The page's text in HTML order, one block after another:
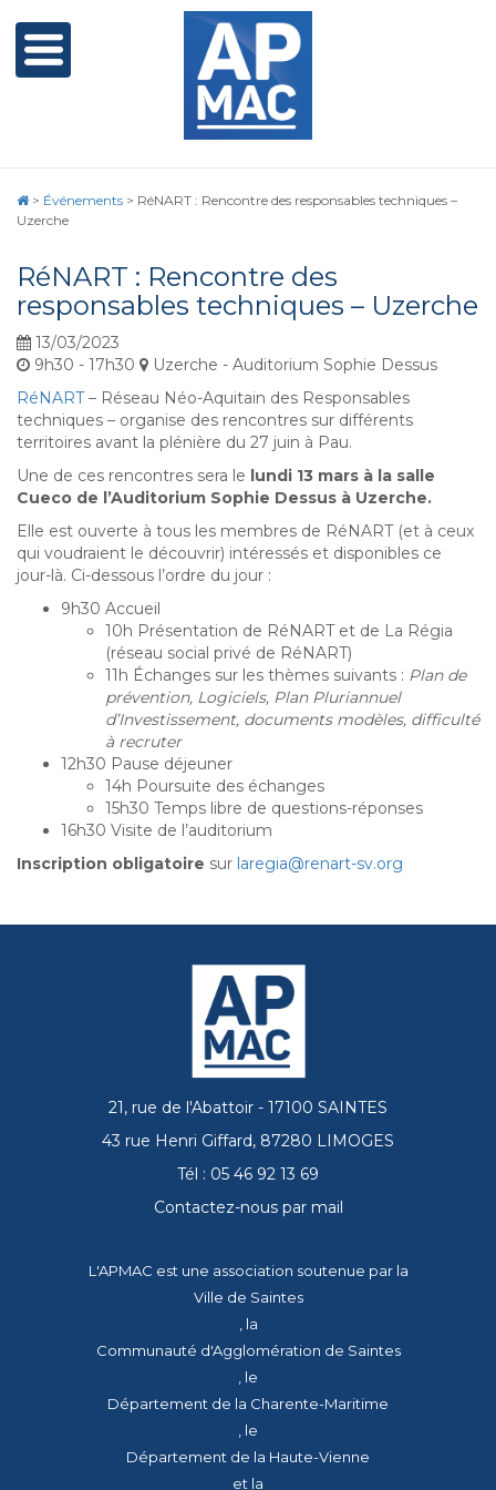
> Événements > RéNART : Rencontre des responsables techniques –
Uzerche
RéNART : Rencontre des
responsables techniques – Uzerche
13/03/2023
9h30 - 17h30
Uzerche - Auditorium Sophie Dessus
RéNART– Réseau Néo-Aquitain des Responsables
techniques – organise des rencontres sur différents
territoires avant la plénière du 27 juin à Pau.
Une de ces rencontres sera le lundi 13 mars à la salle
Cueco de l’Auditorium Sophie Dessus à Uzerche.
Elle est ouverte à tous les membres de RéNART (et à ceux
qui voudraient le découvrir) intéressés et disponibles ce
jour-là. Ci-dessous l’ordre du jour :
9h30 Accueil
10h Présentation de RéNART et de La Régia
(réseau social privé de RéNART)
11h Échanges sur les thèmes suivants : Plan de
prévention, Logiciels, Plan Pluriannuel
d’Investissement, documents modèles, difficulté
à recruter
12h30 Pause déjeuner
14h Poursuite des échanges
15h30 Temps libre de questions-réponses
16h30 Visite de l’auditorium
Inscription obligatoire sur laregia@renart-sv.org
21, rue de l'Abattoir - 17100 SAINTES
43 rue Henri Giffard, 87280 LIMOGES
Tél : 05 46 92 13 69
Contactez-nous par mail
L'APMAC est une association soutenue par la
Ville de Saintes
, la
Communauté d'Agglomération de Saintes
, le
Département de la Charente-Maritime
, le
Département de la Haute-Vienne
et la